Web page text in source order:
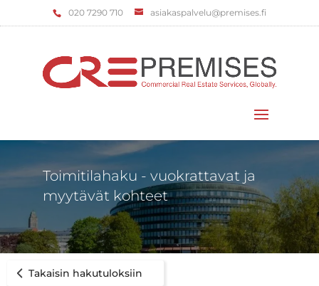
‌020 7290 710 asiakaspalvelu@premises.fi
Toimitilahaku - vuokrattavat ja
myytävät kohteet
Takaisin hakutuloksiin